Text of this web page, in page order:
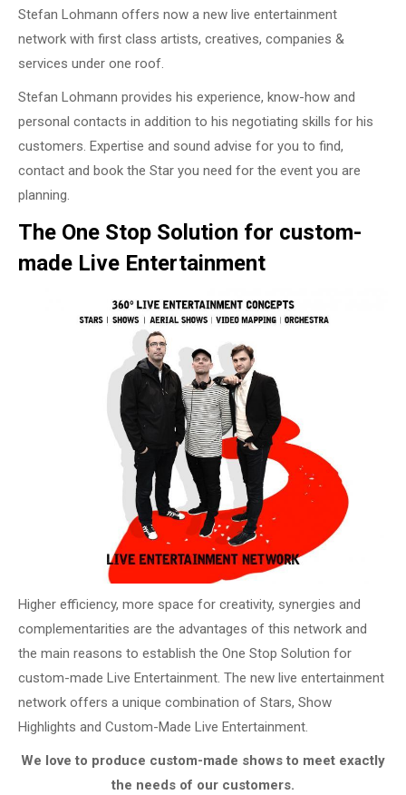
Stefan Lohmann offers now a new live entertainment
network with first class artists, creatives, companies &
services under one roof.
Stefan Lohmann provides his experience, know-how and
personal contacts in addition to his negotiating skills for his
customers. Expertise and sound advise for you to find,
contact and book the Star you need for the event you are
planning.
The One Stop Solution for custom-
made Live Entertainment
Higher efficiency, more space for creativity, synergies and
complementarities are the advantages of this network and
the main reasons to establish the One Stop Solution for
custom-made Live Entertainment. The new live entertainment
network offers a unique combination of Stars, Show
Highlights and Custom-Made Live Entertainment.
We love to produce custom-made shows to meet exactly
the needs of our customers.